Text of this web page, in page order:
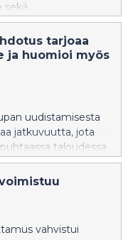
sekä
Talouden
esittelee
Urrila. Ilmoittaudu
viestinnän
tarjoaa
ja huomioi myös
uudistamisesta
jatkuvuutta, jota
taloudessa
säilyttää
EU tähtää
Myönteistä on,
nyt aiempaa
on
vahvistui